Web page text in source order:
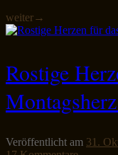
weiter→
Rostige
Veröffentlicht am 31.